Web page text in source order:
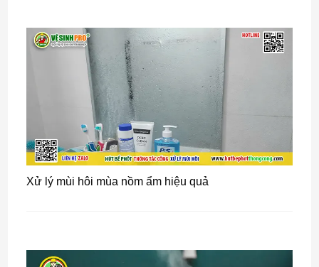
Xử lý mùi hôi mùa nồm ẩm hiệu quả